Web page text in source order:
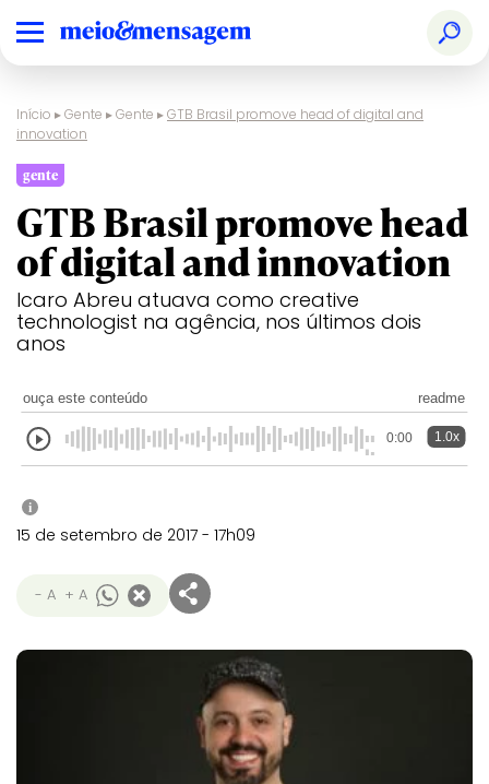
Início ▸Gente ▸Gente ▸GTB Brasil promove head of digital and
innovation
gente
GTB Brasil promove head
of digital and innovation
Icaro Abreu atuava como creative
technologist na agência, nos últimos dois
anos
ouça este conteúdo readme
0:00 1.0x
i
15 de setembro de 2017 - 17h09
- A + A